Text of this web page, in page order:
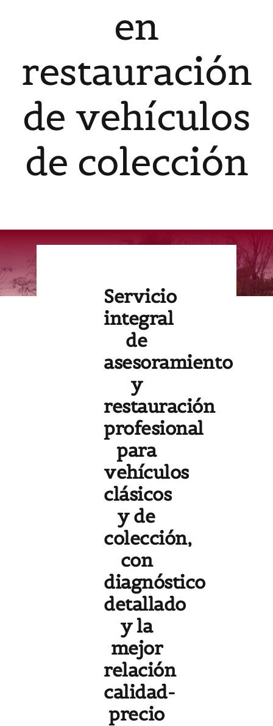
Español
en
restauración
de vehículos
de colección
Servicio
integral
de
asesoramiento
y
restauración
profesional
para
vehículos
clásicos
y de
colección,
con
diagnóstico
detallado
y la
mejor
relación
calidad-
precio